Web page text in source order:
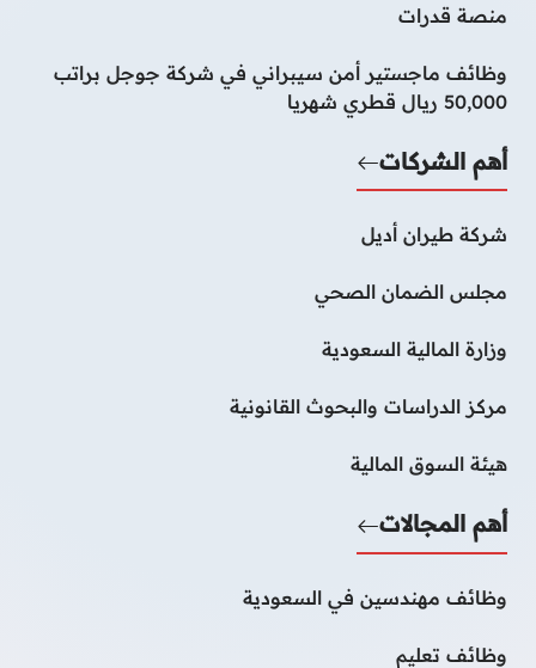
منصة قدرات
وظائف ماجستير أمن سيبراني في شركة جوجل براتب
50,000 ريال قطري شهريا
أهم الشركات
شركة طيران أديل
مجلس الضمان الصحي
وزارة المالية السعودية
مركز الدراسات والبحوث القانونية
هيئة السوق المالية
أهم المجالات
وظائف مهندسين في السعودية
وظائف تعليم